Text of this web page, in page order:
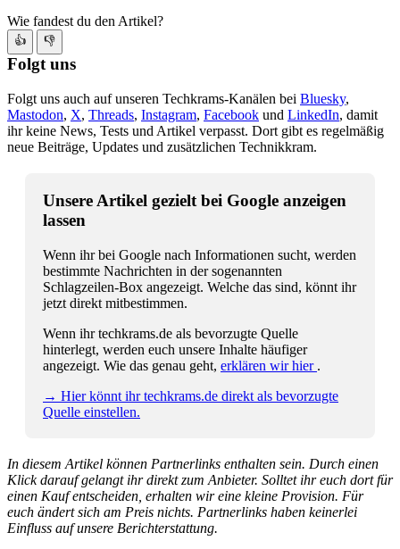
Wie fandest du den Artikel?
👍 👎
Folgt uns
Folgt uns auch auf unseren Techkrams-Kanälen bei Bluesky,
Mastodon, X, Threads, Instagram, Facebook und LinkedIn, damit
ihr keine News, Tests und Artikel verpasst. Dort gibt es regelmäßig
neue Beiträge, Updates und zusätzlichen Technikkram.
Unsere Artikel gezielt bei Google anzeigen
lassen
Wenn ihr bei Google nach Informationen sucht, werden
bestimmte Nachrichten in der sogenannten
Schlagzeilen-Box angezeigt. Welche das sind, könnt ihr
jetzt direkt mitbestimmen.
Wenn ihr techkrams.de als bevorzugte Quelle
hinterlegt, werden euch unsere Inhalte häufiger
angezeigt. Wie das genau geht, erklären wir hier .
→ Hier könnt ihr techkrams.de direkt als bevorzugte
Quelle einstellen.
In diesem Artikel können Partnerlinks enthalten sein. Durch einen
Klick darauf gelangt ihr direkt zum Anbieter. Solltet ihr euch dort für
einen Kauf entscheiden, erhalten wir eine kleine Provision. Für
euch ändert sich am Preis nichts. Partnerlinks haben keinerlei
Einfluss auf unsere Berichterstattung.